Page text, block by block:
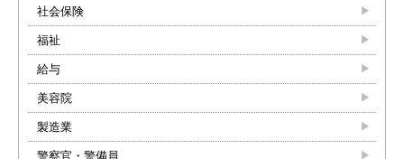
社会保険
福祉
給与
美容院
製造業
警察官・警備員